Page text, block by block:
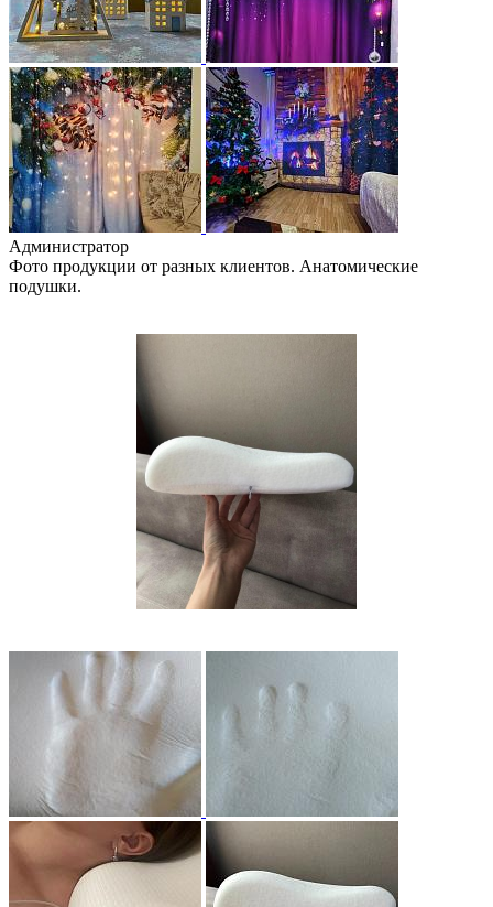
Администратор
Фото продукции от разных клиентов. Анатомические
подушки.